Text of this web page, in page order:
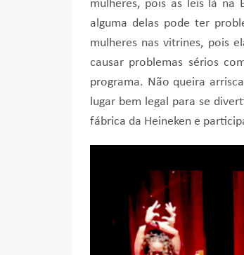
mulheres, pois as leis lá na
alguma delas pode ter
mulheres nas vitrines, pois
causar problemas sérios
programa. Não queira
lugar bem legal para se
fábrica da Heineken e